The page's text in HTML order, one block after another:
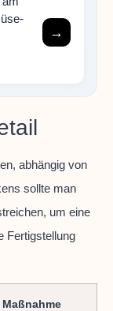
→
abhängig von
sollte man
um eine
Fertigstellung
Maßnahme